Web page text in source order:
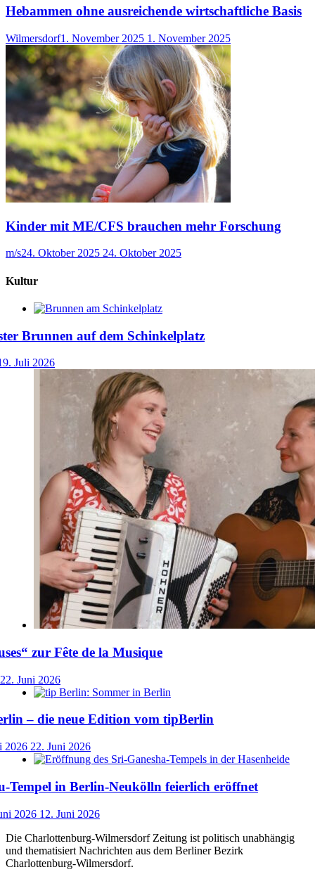
Hebammen ohne ausreichende wirtschaftliche Basis
Wilmersdorf1. November 2025 1. November 2025
Kinder mit ME/CFS brauchen mehr Forschung
m/s24. Oktober 2025 24. Oktober 2025
Kultur
Brunnen auf dem Schinkelplatz
Juli 2026
zur Fête de la Musique
22. Juni 2026
– die neue Edition vom tipBerlin
2026 22. Juni 2026
Tempel in Berlin-Neukölln feierlich eröffnet
2026 12. Juni 2026
Die Charlottenburg-Wilmersdorf Zeitung ist politisch unabhängig
und thematisiert Nachrichten aus dem Berliner Bezirk
Charlottenburg-Wilmersdorf.